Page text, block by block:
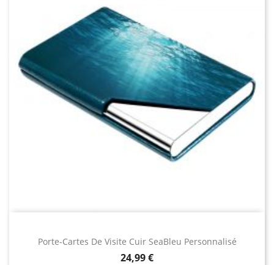
Porte-Cartes De Visite Cuir SeaBleu Personnalisé
Prix
24,99 €